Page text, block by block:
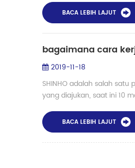
BACA LEBIH LAJUT
bagaimana cara
2019-11-18
SHINHO adalah salah
yang diajukan, saat ini 10
BACA LEBIH LAJUT